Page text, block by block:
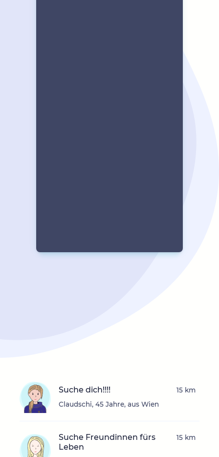
Suche dich!!!!
Claudschi, 45 Jahre, aus Wien
15 km
Suche Freundinnen fürs
Leben
15 km